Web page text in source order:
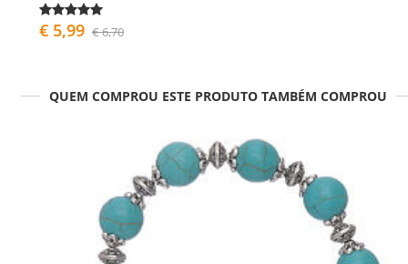
€ 5,99 € 6,70
QUEM COMPROU ESTE PRODUTO TAMBÉM COMPROU